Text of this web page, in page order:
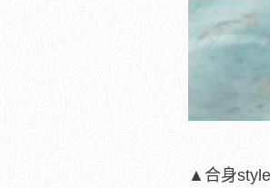
▲合身